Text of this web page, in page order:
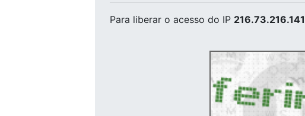
Para liberar o acesso do IP 216.73.216.141